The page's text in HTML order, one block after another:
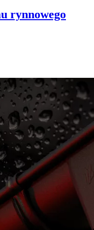
rynnowego